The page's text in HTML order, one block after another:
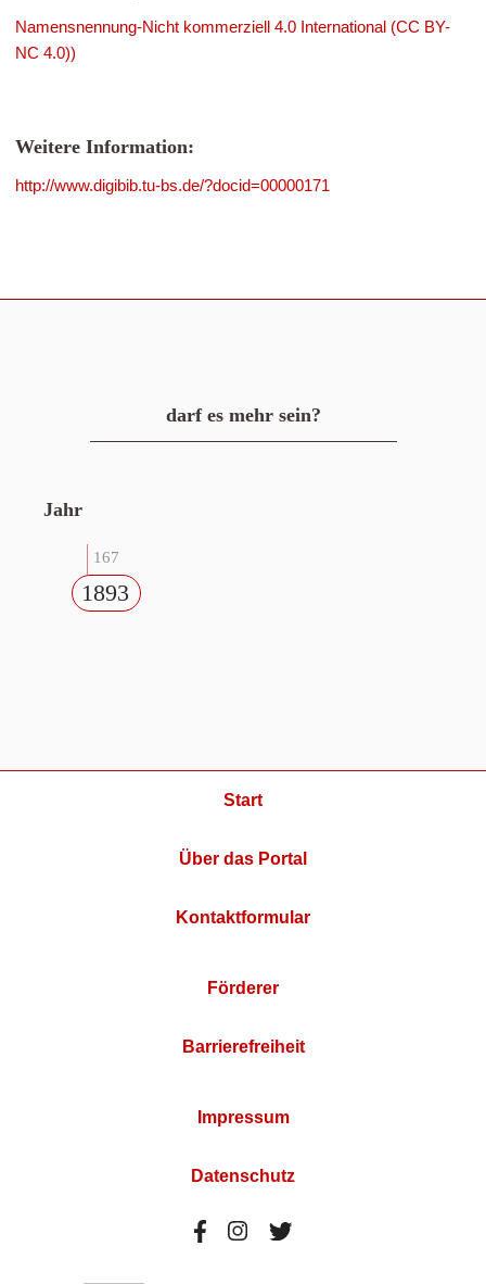
Namensnennung-Nicht kommerziell 4.0 International (CC BY-
NC 4.0))
Weitere Information:
http://www.digibib.tu-bs.de/?docid=00000171
darf es mehr sein?
Jahr
167
1893
Start
Über das Portal
Kontaktformular
Förderer
Barrierefreiheit
Impressum
Datenschutz